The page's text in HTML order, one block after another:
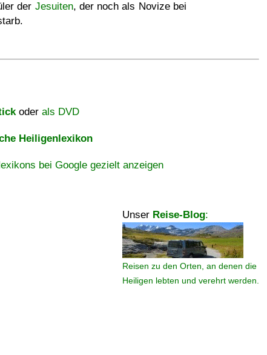
der Jesuiten, der noch als Novize bei
oder als DVD
Heiligenlexikon
bei Google gezielt anzeigen
Unser Reise-Blog:
Reisen zu den Orten, an denen die
Heiligen lebten und verehrt werden.